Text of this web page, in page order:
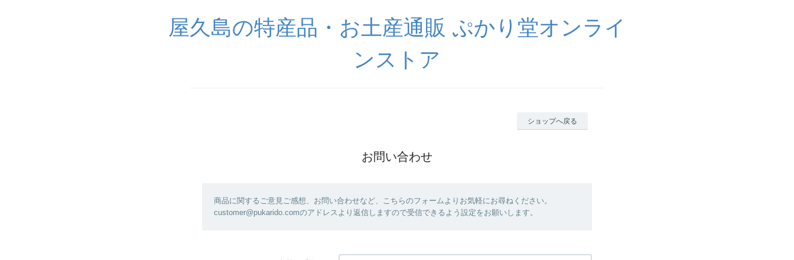
屋久島の特産品・お土産通販 ぷかり堂オンライ
ンストア
ショップへ戻る
お問い合わせ
商品に関するご意見ご感想、お問い合わせなど、こちらのフォームよりお気軽にお尋ねください。
customer@pukarido.comのアドレスより返信しますので受信できるよう設定をお願いします。